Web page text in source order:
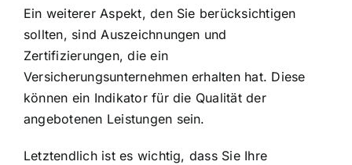
Ein weiterer Aspekt, den Sie berücksichtigen
sollten, sind Auszeichnungen und
Zertifizierungen, die ein
Versicherungsunternehmen erhalten hat. Diese
können ein Indikator für die Qualität der
angebotenen Leistungen sein.
Letztendlich ist es wichtig, dass Sie Ihre